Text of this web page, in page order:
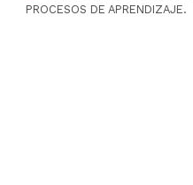
PROCESOS DE APRENDIZAJE.